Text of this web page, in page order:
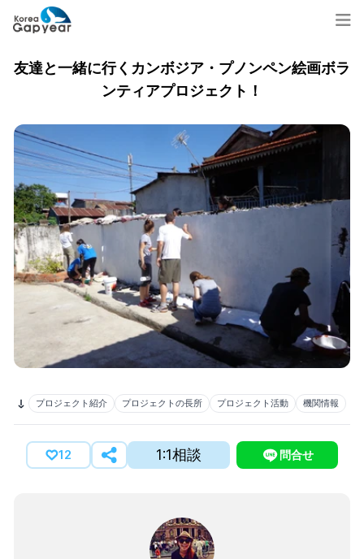
友達と一緒に行くカンボジア・プノンペン絵画ボラ
ンティアプロジェクト！
プロジェクト紹介 プロジェクトの長所 プロジェクト活動 機関情報
12 1:1相談 問合せ